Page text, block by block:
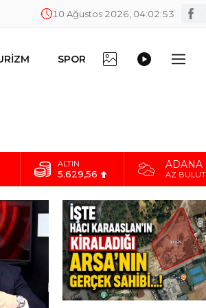
10 Ağustos 2026, 04:02:54
SPOR
BİST
10.824,63
DOLAR
42,2340
EURO
48,8802
ALTIN
5.629,56
ADANA
AZ